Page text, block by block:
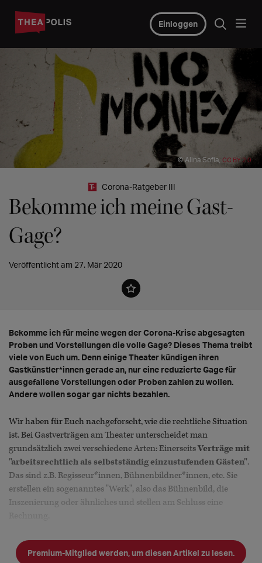
Einloggen
© Alina Sofia, CC BY 2.0
Corona-Ratgeber III
Bekomme ich meine Gast-
Gage?
Veröffentlicht am 27. Mär 2020
Bekomme ich für meine wegen der Corona-Krise abgesagten
Proben und Vorstellungen die volle Gage? Dieses Thema treibt
viele von Euch um. Denn einige Theater kündigen ihren
Gastkünstler*innen gerade an, nur eine reduzierte Gage für
ausgefallene Vorstellungen oder Proben zahlen zu wollen.
Andere wollen sogar gar nichts bezahlen.
Wir haben für Euch nachgeforscht, wie die rechtliche Situation
ist. Bei Gastverträgen am Theater unterscheidet man
grundsätzlich zwei verschiedene Arten: EinerseitsVerträge mit
"arbeitsrechtlich als selbstständig einzustufenden Gästen".
Das sind z.B. Regisseur*innen, Bühnenbildner*innen, etc. Sie
erstellen ein sogenanntes "Werk", also das Bühnenbild, die
Inszenierung oder ähnliches und stellen am Schluss eine
AndererseitsVerträge mit "arbeitsrechtlich als
Arbeitnehmer*innen einzustufenden Gäs
Premium-Mitglied werden, um diesen Artikel zu lesen.